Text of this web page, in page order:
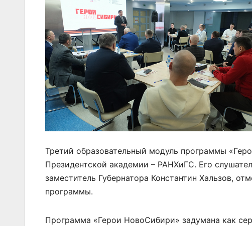
Третий образовательный модуль программы
Президентской академии – РАНХиГС. Его
заместитель Губернатора Константин Хальзов,
программы.
Программа «Герои НовоСибири» задумана как